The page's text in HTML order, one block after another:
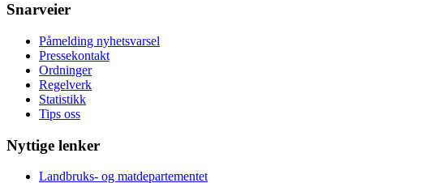
Snarveier
Påmelding nyhetsvarsel
Pressekontakt
Ordninger
Regelverk
Statistikk
Tips oss
Nyttige lenker
Landbruks- og matdepartementet